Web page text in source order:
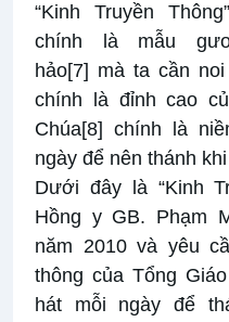
“Kinh Truyền
chính là mẫu
hảo[7] mà ta cần
chính là đỉnh cao
Chúa[8] chính là
ngày để nên thánh
Dưới đây là “Kinh
Hồng y GB. Phạm
năm 2010 và yêu
thông của Tổng
hát mỗi ngày để